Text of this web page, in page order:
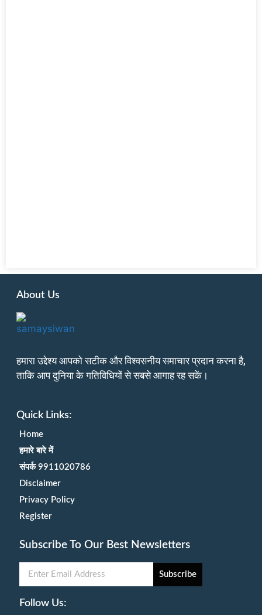
About Us
हमारा उद्देश्य आपको सटीक और विश्वसनीय समाचार प्रदान करना है,
ताकि आप दुनिया के गतिविधियों से सबसे आगाह रह सकें।
Quick Links:
Home
हमारे बारे में
संपर्क 9911020786
Disclaimer
Privacy Policy
Register
Subscribe To Our Best Newsletters
Subscribe
Follow Us: